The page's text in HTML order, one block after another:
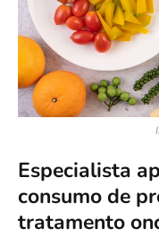
Especialista
consumo de
tratamento